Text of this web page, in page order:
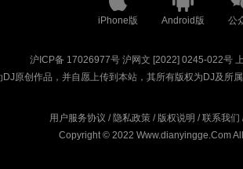
iPhone版 Android版 公
沪ICP备 17026977号 沪网文 [2022] 0245-022号
DJ原创作品，并自愿上传到本站，其所有版权为DJ及所
用户服务协议 / 隐私政策/ 版权说明 /联系我们
Copyright © 2022 Www.dianyingge.Com